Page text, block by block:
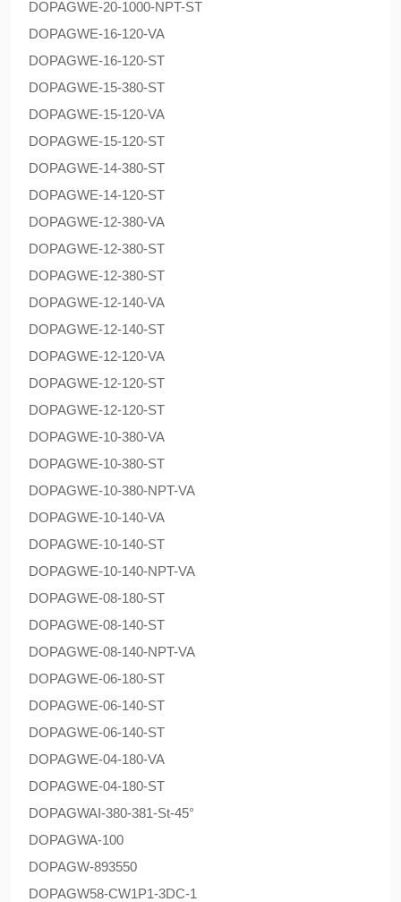
DOPAGWE-20-1000-NPT-ST
DOPAGWE-16-120-VA
DOPAGWE-16-120-ST
DOPAGWE-15-380-ST
DOPAGWE-15-120-VA
DOPAGWE-15-120-ST
DOPAGWE-14-380-ST
DOPAGWE-14-120-ST
DOPAGWE-12-380-VA
DOPAGWE-12-380-ST
DOPAGWE-12-380-ST
DOPAGWE-12-140-VA
DOPAGWE-12-140-ST
DOPAGWE-12-120-VA
DOPAGWE-12-120-ST
DOPAGWE-12-120-ST
DOPAGWE-10-380-VA
DOPAGWE-10-380-ST
DOPAGWE-10-380-NPT-VA
DOPAGWE-10-140-VA
DOPAGWE-10-140-ST
DOPAGWE-10-140-NPT-VA
DOPAGWE-08-180-ST
DOPAGWE-08-140-ST
DOPAGWE-08-140-NPT-VA
DOPAGWE-06-180-ST
DOPAGWE-06-140-ST
DOPAGWE-06-140-ST
DOPAGWE-04-180-VA
DOPAGWE-04-180-ST
DOPAGWAI-380-381-St-45°
DOPAGWA-100
DOPAGW-893550
DOPAGW58-CW1P1-3DC-1